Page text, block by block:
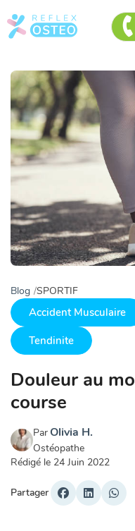
Blog SPORTIF
Accident Musculaire
Tendinite
Douleur au
course
Par Olivia H.
Ostéopathe
Rédigé le 24 Juin 2022
Partager